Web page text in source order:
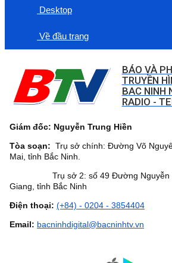
Desktop
Về đầu trang
BÁO VÀ
TRUYỀN
BAC NINH
RADIO -
Giám đốc: Nguyễn Trung Hiền
Tòa soạn: Trụ sở chính: Đường Võ
Mai, tỉnh Bắc Ninh.
Trụ sở 2: số 49 Đường Nguyễn
Giang, tỉnh Bắc Ninh
Điện thoại: (+84) - 0204 - 3854404
Email: bacninhdigital@bacninhtv.vn